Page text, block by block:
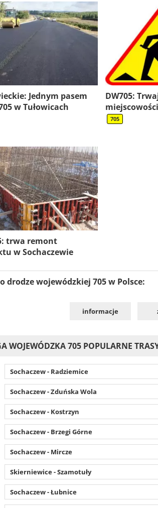
Jednym pasem
w Tułowicach
DW705:
705
trwa remont
w Sochaczewie
drodze wojewódzkiej 705 w Polsce:
informacje
WOJEWÓDZKA 705 POPULARNE
Sochaczew - Radziemice
Sochaczew - Zduńska Wola
Sochaczew - Kostrzyn
Sochaczew - Brzegi Górne
Sochaczew - Mircze
Skierniewice - Szamotuły
Sochaczew - Łubnice